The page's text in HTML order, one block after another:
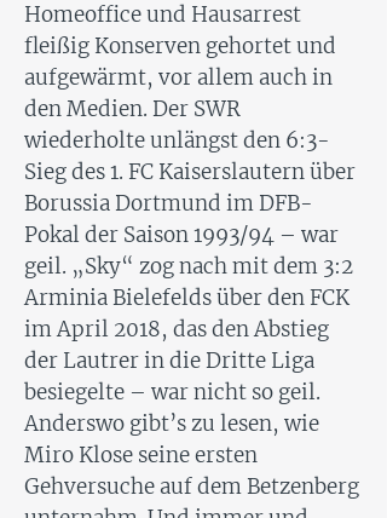
Homeoffice und Hausarrest
fleißig Konserven gehortet und
aufgewärmt, vor allem auch in
den Medien. Der SWR
wiederholte unlängst den 6:3-
Sieg des 1. FC Kaiserslautern über
Borussia Dortmund im DFB-
Pokal der Saison 1993/94 – war
geil. „Sky“ zog nach mit dem 3:2
Arminia Bielefelds über den FCK
im April 2018, das den Abstieg
der Lautrer in die Dritte Liga
besiegelte – war nicht so geil.
Anderswo gibt’s zu lesen, wie
Miro Klose seine ersten
Gehversuche auf dem Betzenberg